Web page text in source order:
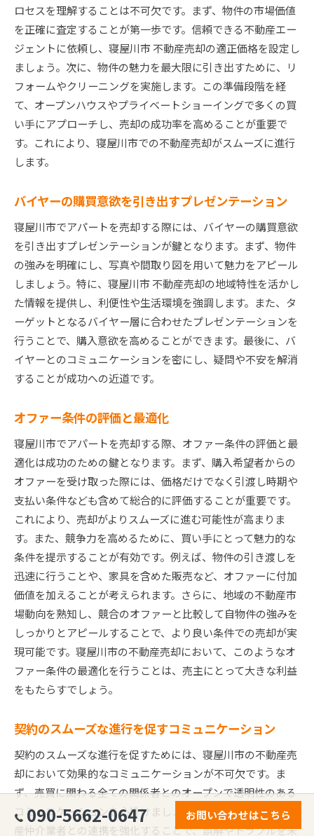
ロセスを理解することは不可欠です。まず、物件の市場価値
を正確に査定することが第一歩です。信頼できる不動産エー
ジェントに依頼し、寝屋川市 不動産売却の適正価格を設定し
ましょう。次に、物件の魅力を最大限に引き出すために、リ
フォームやクリーニングを実施します。この準備段階を経
て、オープンハウスやプライベートショーイングで多くの買
い手にアプローチし、売却の成功率を高めることが重要で
す。これにより、寝屋川市での不動産売却がスムーズに進行
します。
バイヤーの購買意欲を引き出すプレゼンテーション
寝屋川市でアパートを売却する際には、バイヤーの購買意欲
を引き出すプレゼンテーションが鍵となります。まず、物件
の強みを明確にし、写真や間取り図を用いて魅力をアピール
しましょう。特に、寝屋川市 不動産売却の地域特性を活かし
た情報を提供し、利便性や生活環境を強調します。また、タ
ーゲットとなるバイヤー層に合わせたプレゼンテーションを
行うことで、購入意欲を高めることができます。最後に、バ
イヤーとのコミュニケーションを密にし、疑問や不安を解消
することが成功への近道です。
オファー条件の評価と最適化
寝屋川市でアパートを売却する際、オファー条件の評価と最
適化は成功のための鍵となります。まず、購入希望者からの
オファーを受け取った際には、価格だけでなく引渡し時期や
支払い条件なども含めて総合的に評価することが重要です。
これにより、売却がよりスムーズに進む可能性が高まりま
す。また、競争力を高めるために、買い手にとって魅力的な
条件を提示することが有効です。例えば、物件の引き渡しを
迅速に行うことや、家具を含めた販売など、オファーに付加
価値を加えることが考えられます。さらに、地域の不動産市
場動向を熟知し、競合のオファーと比較して自物件の強みを
しっかりとアピールすることで、より良い条件での売却が実
現可能です。寝屋川市の不動産売却において、このようなオ
ファー条件の最適化を行うことは、売主にとって大きな利益
をもたらすでしょう。
契約のスムーズな進行を促すコミュニケーション
契約のスムーズな進行を促すためには、寝屋川市の不動産売
却において効果的なコミュニケーションが不可欠です。ま
ず、売買に関わる全ての関係者とのオープンで透明性のある
コミュニケーションを心掛けましょう。特に、買い手や不動
産仲介業者との連携を強化することで、誤解やトラブルを未
090-5662-0647 お問い合わせはこちら